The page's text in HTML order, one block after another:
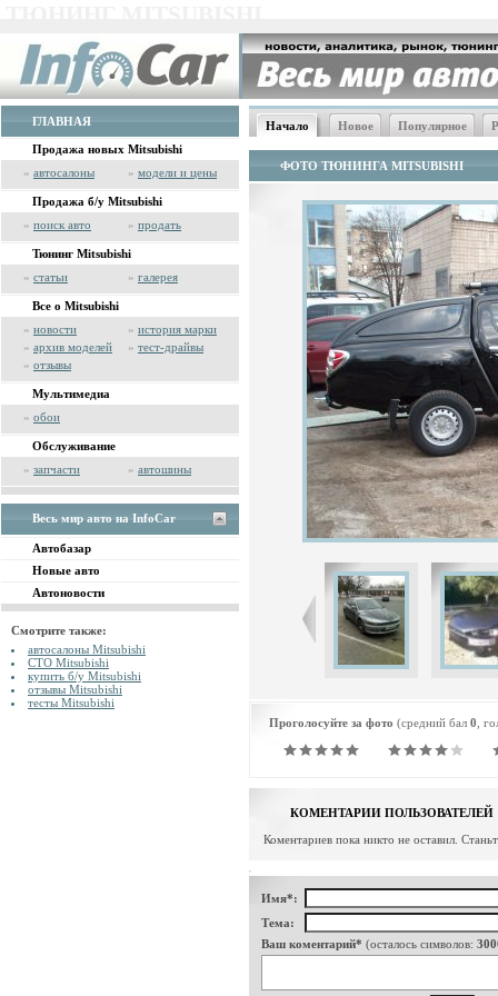
ГЛАВНАЯ
Продажа новых Mitsubishi
» автосалоны » модели и цены
Продажа б/у Mitsubishi
» поиск авто » продать
Тюнинг Mitsubishi
» статьи » галерея
Все о Mitsubishi
» новости » история марки
» архив моделей » тест-драйвы
» отзывы
Мультимедиа
» обои
Обслуживание
» запчасти » автошины
Весь мир авто на InfoCar
Автобазар
Новые авто
Автоновости
Смотрите также:
автосалоны Mitsubishi
СТО Mitsubishi
купить б/у Mitsubishi
отзывы Mitsubishi
тесты Mitsubishi
Начало Новое Популярное
ФОТО ТЮНИНГА MITSUBISHI
Проголосуйте за фото (средний бал 0 ,
КОМЕНТАРИИ ПОЛЬЗОВАТЕЛЕЙ
Коментариев пока никто не оставил.
Имя*:
Тема:
Ваш коментарий* (осталось символов: